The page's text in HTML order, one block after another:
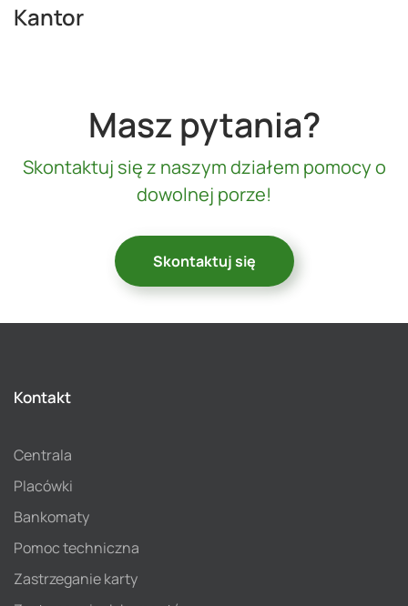
Kantor
Masz pytania?
Skontaktuj się z naszym działem pomocy o
dowolnej porze!
Skontaktuj się
Kontakt
Centrala
Placówki
Bankomaty
Pomoc techniczna
Zastrzeganie karty